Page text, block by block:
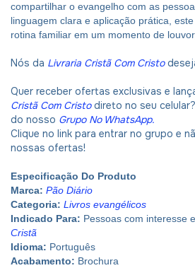
compartilhar o evangelho com as
linguagem clara e aplicação prática,
rotina familiar em um momento de
Nós da Livraria Cristã Com Cristo
Quer receber ofertas exclusivas e
Cristã Com Cristodireto no seu
do nosso Grupo No WhatsApp.
Clique no link para entrar no grupo e
nossas ofertas!
Especificação Do Produto
Marca: Pão Diário
Categoria: Livros evangélicos
Indicado Para: Pessoas com interesse
Cristã
Idioma: Português
Acabamento: Brochura